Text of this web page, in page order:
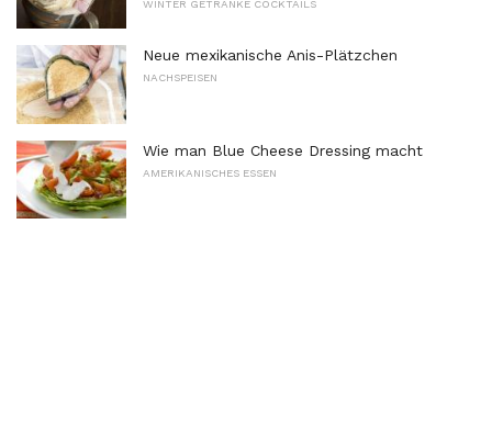
WINTER GETRÄNKE COCKTAILS
Neue mexikanische Anis-Plätzchen
NACHSPEISEN
Wie man Blue Cheese Dressing macht
AMERIKANISCHES ESSEN